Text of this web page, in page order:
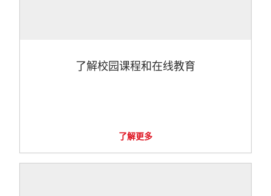
了解校园课程和在线教育
了解更多